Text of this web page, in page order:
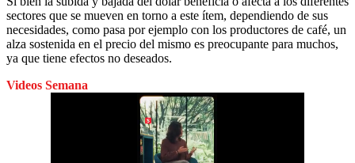
sectores que se mueven en torno a este ítem, dependiendo de sus
necesidades, como pasa por ejemplo con los productores de café, un
alza sostenida en el precio del mismo es preocupante para muchos,
ya que tiene efectos no deseados.
Videos Semana